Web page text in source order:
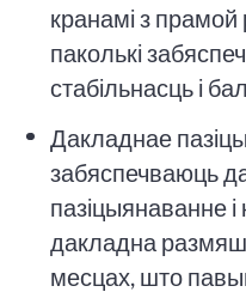
кранамі з прамой
паколькі
стабільнасць і
Дакладнае
забяспечваюць
пазіцыянаванне
дакладна
месцах, што